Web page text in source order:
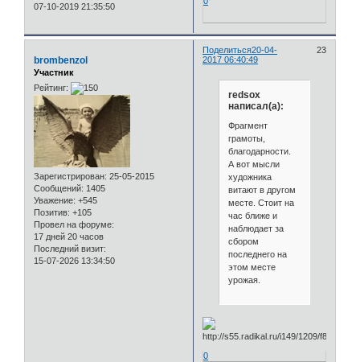
07-10-2019 21:35:50
Поделиться 23
20-04-
2017 06:40:49
brombenzol
Участник
Рейтинг:
Зарегистрирован: 25-05-2015
Сообщений: 1405
Уважение: +545
Позитив: +105
Провел на форуме:
17 дней 20 часов
Последний визит:
15-07-2026 13:34:50
redsox
написал(а):
Фрагмент
грамоты,
благодарности.
А вот мысли
художника
витают в другом
месте. Стоит на
час ближе и
наблюдает за
сбором
последнего на
этом месте
урожая.
0